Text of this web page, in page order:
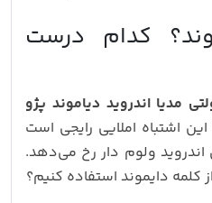
کدام درست
مدیا اندروید دیاموند پژو
این اشتباه املایی رایجی است
اندروید ولوم دار رخ می‌دهد.
کلمه دایموند استفاده کنیم؟